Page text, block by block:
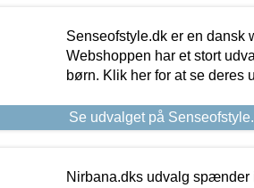
Senseofstyle.dk er en dansk
Webshoppen har et stort
børn. Klik her for at se deres
Se udvalget på
Nirbana.dks udvalg